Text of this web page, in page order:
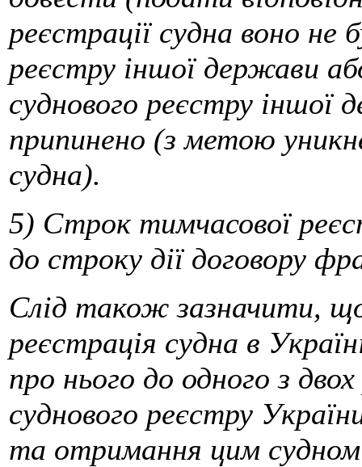
реєстрації судна воно не
реєстру іншої держави
суднового реєстру іншої
припинено (з метою
судна).
5) Строк тимчасової
до строку дії договору
Слід також зазначити,
реєстрація судна в
про нього до одного з
суднового реєстру
та отримання цим судном